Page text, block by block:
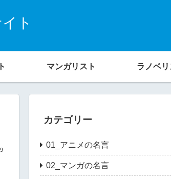
ト
マンガリスト ラノベリ
カテゴリー
01_アニメの名言
02_マンガの名言